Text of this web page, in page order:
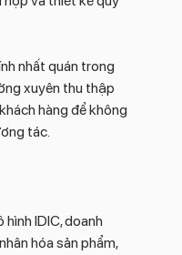
nhất quán trong
xuyên thu thập
hàng để không
tác.
IDIC, doanh
hóa sản phẩm,